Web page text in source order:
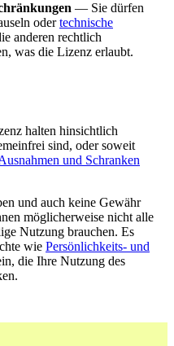
— Sie dürfen
odertechnische
anderen rechtlich
was die Lizenz erlaubt.
halten hinsichtlich
sind, oder soweit
und Schranken
und auch keine Gewähr
möglicherweise nicht alle
Nutzung brauchen. Es
wie Persönlichkeits- und
die Ihre Nutzung des